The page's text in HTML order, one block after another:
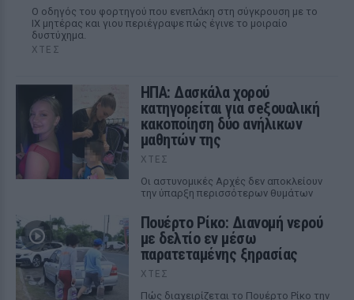
Ο οδηγός του φορτηγού που ενεπλάκη στη σύγκρουση με το
ΙΧ μητέρας και γιου περιέγραψε πώς έγινε το μοιραίο
δυστύχημα.
ΧΤΕΣ
ΗΠΑ: Δασκάλα χορού
κατηγορείται για σeξουαλική
κακοποίηση δύο ανήλικων
μαθητών της
ΧΤΕΣ
Οι αστυνομικές Αρχές δεν αποκλείουν
την ύπαρξη περισσότερων θυμάτων
Πουέρτο Ρίκο: Διανομή νερού
με δελτίο εν μέσω
παρατεταμένης ξηρασίας
ΧΤΕΣ
Πώς διαχειρίζεται το Πουέρτο Ρίκο την